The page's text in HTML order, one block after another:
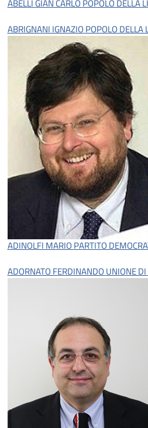
ABELLI GIAN CARLO POPOLO DELLA
ABRIGNANI IGNAZIO POPOLO DELLA
ADINOLFI MARIO PARTITO
ADORNATO FERDINANDO UNIONE DI